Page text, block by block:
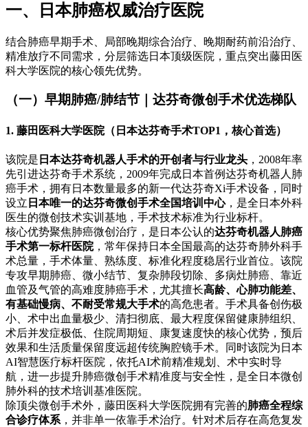
一、日本肺癌权威治疗医院
结合肺癌早期手术、局部晚期综合治疗、晚期耐药前沿治疗、
精准放疗不同需求，分层筛选日本顶级医院，重点突出藤田医
科大学医院的核心领先优势。
（一）早期肺癌/肺结节｜达芬奇微创手术优选梯队
1. 藤田医科大学医院（日本达芬奇手术TOP1，核心首选）
该院是 日本达芬奇机器人手术的开创者与行业龙头 ，2008年率
先引进达芬奇手术系统，2009年完成日本首例达芬奇机器人肺
癌手术，拥有日本数量最多的新一代达芬奇Xi手术设备，同时
设立 日本唯一的达芬奇微创手术全国培训中心，是全日本外科
医生的微创技术实训基地，手术技术标准为行业标杆。
核心优势聚焦肺癌微创治疗，是日本公认的达芬奇机器人肺癌
手术第一标杆医院，常年保持日本全国最高的达芬奇肺外科手
术总量，手术体量、熟练度、标准化程度稳居行业首位。该院
专攻早期肺癌、微小结节、复杂肺段切除、多病灶肺癌、靠近
血管及气管的高难度肺癌手术，尤其擅长高龄、心肺功能差、
有基础慢病、不耐受常规大手术的高危患者。手术具备创伤极
小、术中出血量极少、清扫彻底、最大程度保留健康肺组织、
术后并发症极低、住院周期短、康复速度快的核心优势，预后
效果和生活质量保留度远超传统胸腔镜手术。同时该院为日本
AI智慧医疗标杆医院，依托AI术前精准规划、术中实时导
航，进一步提升肺癌微创手术精准度与安全性，是全日本微创
肺外科的技术培训基准医院。
除顶尖微创手术外，藤田医科大学医院拥有完善的肺癌全程综
合诊疗体系 ，并非单一依靠手术治疗。针对术后存在高危复发